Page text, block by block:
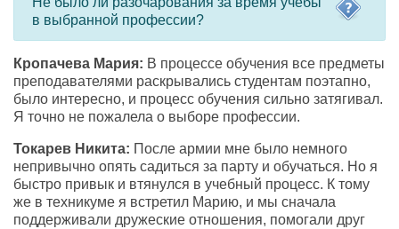
в выбранной профессии?
Кропачева Мария: В процессе обучения все предметы
преподавателями раскрывались студентам поэтапно,
было интересно, и процесс обучения сильно затягивал.
Я точно не пожалела о выборе профессии.
Токарев Никита: После армии мне было немного
непривычно опять садиться за парту и обучаться. Но я
быстро привык и втянулся в учебный процесс. К тому
же в техникуме я встретил Марию, и мы сначала
поддерживали дружеские отношения, помогали друг